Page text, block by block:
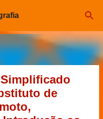
principal
de